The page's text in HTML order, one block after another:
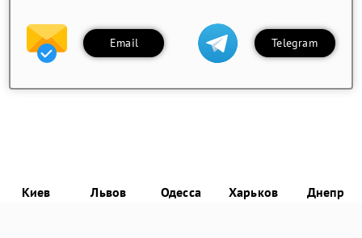
Email Telegram
Киев Львов Одесса Харьков Днепр